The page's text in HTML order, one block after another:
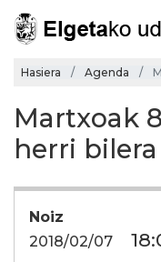
Hasiera Agenda
Martxoak
herri bilera
Noiz
2018/02/07